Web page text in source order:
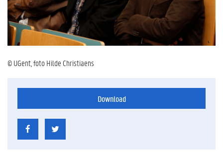
© UGent, foto Hilde Christiaens
Download